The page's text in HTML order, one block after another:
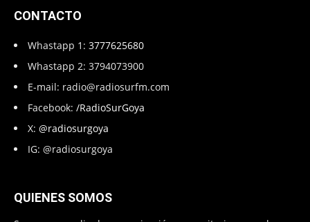
CONTACTO
Whastapp 1: 3777625680
Whastapp 2: 3794073900
E-mail: radio@radiosurfm.com
Facebook: /RadioSurGoya
X: @radiosurgoya
IG: @radiosurgoya
QUIENES SOMOS